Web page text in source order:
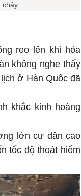
cháy
reo lên khi hỏa
không nghe thấy
ở Hàn Quốc đã
khắc kinh hoàng
lớn cư dân cao
tốc độ thoát hiểm